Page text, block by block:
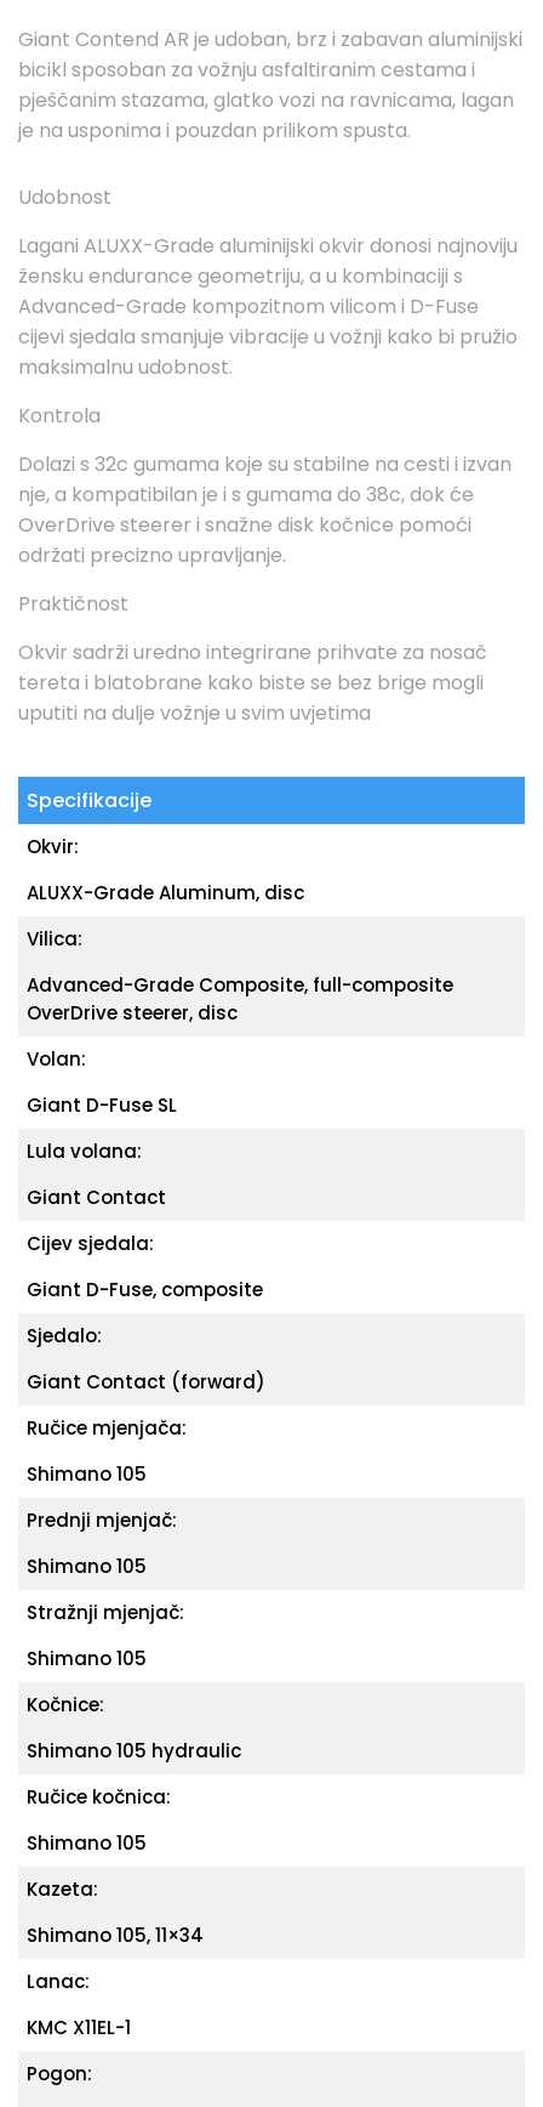
Giant Contend AR je udoban, brz i zabavan aluminijski
bicikl sposoban za vožnju asfaltiranim cestama i
pješčanim stazama, glatko vozi na ravnicama, lagan
je na usponima i pouzdan prilikom spusta.
Udobnost
Lagani ALUXX-Grade aluminijski okvir donosi najnoviju
žensku endurance geometriju, a u kombinaciji s
Advanced-Grade kompozitnom vilicom i D-Fuse
cijevi sjedala smanjuje vibracije u vožnji kako bi pružio
maksimalnu udobnost.
Kontrola
Dolazi s 32c gumama koje su stabilne na cesti i izvan
nje, a kompatibilan je i s gumama do 38c, dok će
OverDrive steerer i snažne disk kočnice pomoći
održati precizno upravljanje.
Praktičnost
Okvir sadrži uredno integrirane prihvate za nosač
tereta i blatobrane kako biste se bez brige mogli
uputiti na dulje vožnje u svim uvjetima
Specifikacije
Okvir:
ALUXX-Grade Aluminum, disc
Vilica:
Advanced-Grade Composite, full-composite
OverDrive steerer, disc
Volan:
Giant D-Fuse SL
Lula volana:
Giant Contact
Cijev sjedala:
Giant D-Fuse, composite
Sjedalo:
Giant Contact (forward)
Ručice mjenjača:
Shimano 105
Prednji mjenjač:
Shimano 105
Stražnji mjenjač:
Shimano 105
Kočnice:
Shimano 105 hydraulic
Ručice kočnica:
Shimano 105
Kazeta:
Shimano 105, 11×34
Lanac:
KMC X11EL-1
Pogon: